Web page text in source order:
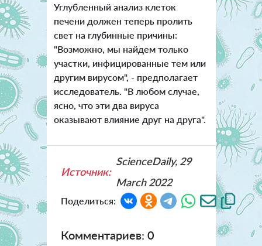
Углубленный анализ клеток
печени должен теперь пролить
свет на глубинные причины:
"Возможно, мы найдем только
участки, инфицированные тем или
другим вирусом", - предполагает
исследователь. "В любом случае,
ясно, что эти два вируса
оказывают влияние друг на друга".
Источник:
ScienceDaily, 29
March 2022
Поделиться:
Комментариев: 0